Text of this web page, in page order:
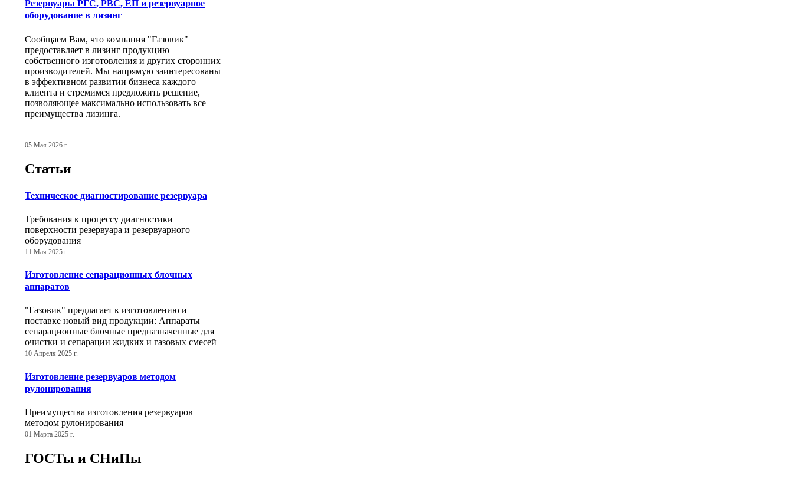
Резервуары РГС, РВС, ЕП и резервуарное
оборудование в лизинг
Сообщаем Вам, что компания "Газовик"
предоставляет в лизинг продукцию
собственного изготовления и других сторонних
производителей. Мы напрямую заинтересованы
в эффективном развитии бизнеса каждого
клиента и стремимся предложить решение,
позволяющее максимально использовать все
преимущества лизинга.
05 Мая 2026 г.
Статьи
Техническое диагностирование резервуара
Требования к процессу диагностики
поверхности резервуара и резервуарного
оборудования
11 Мая 2025 г.
Изготовление сепарационных блочных
аппаратов
"Газовик" предлагает к изготовлению и
поставке новый вид продукции: Аппараты
сепарационные блочные предназначенные для
очистки и сепарации жидких и газовых смесей
10 Апреля 2025 г.
Изготовление резервуаров методом
рулонирования
Преимущества изготовления резервуаров
методом рулонирования
01 Марта 2025 г.
ГОСТы и СНиПы